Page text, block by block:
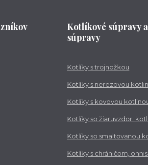
Kotlíkové súpravy
súpravy
Kotlíky s trojnožkou
Kotlíky s nerezovou
Kotlíky s kovovou
Kotlíky so žiaruvzdor.
Kotlíky so smaltovanou
Kotlíky s chráničom,